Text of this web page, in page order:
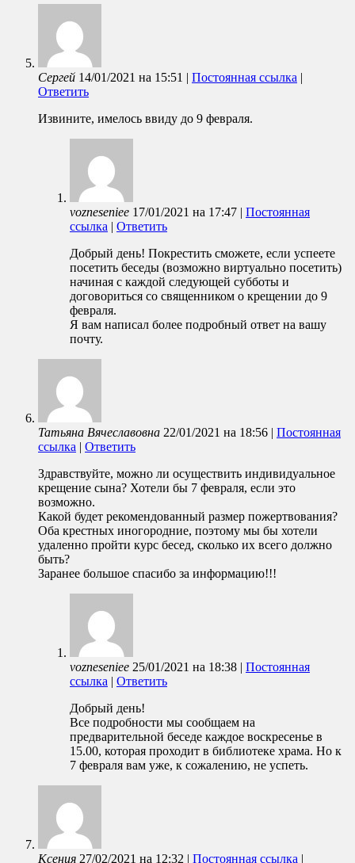
Сергей 14/01/2021 на 15:51 | Постоянная ссылка |
Ответить
Извините, имелось ввиду до 9 февраля.
vozneseniee 17/01/2021 на 17:47 | Постоянная
ссылка | Ответить
Добрый день! Покрестить сможете, если успеете
посетить беседы (возможно виртуально посетить)
начиная с каждой следующей субботы и
договориться со священником о крещении до 9
февраля.
Я вам написал более подробный ответ на вашу
почту.
Татьяна Вячеславовна 22/01/2021 на 18:56 | Постоянная
ссылка | Ответить
Здравствуйте, можно ли осуществить индивидуальное
крещение сына? Хотели бы 7 февраля, если это
возможно.
Какой будет рекомендованный размер пожертвования?
Оба крестных иногородние, поэтому мы бы хотели
удаленно пройти курс бесед, сколько их всего должно
быть?
Заранее большое спасибо за информацию!!!
vozneseniee 25/01/2021 на 18:38 | Постоянная
ссылка | Ответить
Добрый день!
Все подробности мы сообщаем на
предварительной беседе каждое воскресенье в
15.00, которая проходит в библиотеке храма. Но к
7 февраля вам уже, к сожалению, не успеть.
Ксения 27/02/2021 на 12:32 | Постоянная ссылка |